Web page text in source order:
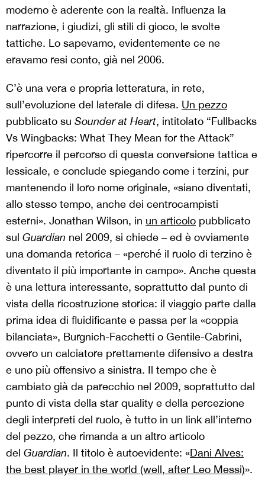
moderno è aderente con la realtà. Influenza la
narrazione, i giudizi, gli stili di gioco, le svolte
tattiche. Lo sapevamo, evidentemente ce ne
eravamo resi conto, già nel 2006.
C’è una vera e propria letteratura, in rete,
sull’evoluzione del laterale di difesa. Un pezzo
pubblicato su Sounder at Heart, intitolato “Fullbacks
Vs Wingbacks: What They Mean for the Attack”
ripercorre il percorso di questa conversione tattica e
lessicale, e conclude spiegando come i terzini, pur
mantenendo il loro nome originale, «siano diventati,
allo stesso tempo, anche dei centrocampisti
esterni». Jonathan Wilson, in un articolo pubblicato
sul Guardian nel 2009, si chiede – ed è ovviamente
una domanda retorica – «perché il ruolo di terzino è
diventato il più importante in campo». Anche questa
è una lettura interessante, soprattutto dal punto di
vista della ricostruzione storica: il viaggio parte dalla
prima idea di fluidificante e passa per la «coppia
bilanciata», Burgnich-Facchetti o Gentile-Cabrini,
ovvero un calciatore prettamente difensivo a destra
e uno più offensivo a sinistra. Il tempo che è
cambiato già da parecchio nel 2009, soprattutto dal
punto di vista della star quality e della percezione
degli interpreti del ruolo, è tutto in un link all’interno
del pezzo, che rimanda a un altro articolo
del Guardian. Il titolo è autoevidente: «Dani Alves:
the best player in the world (well, after Leo Messi)».